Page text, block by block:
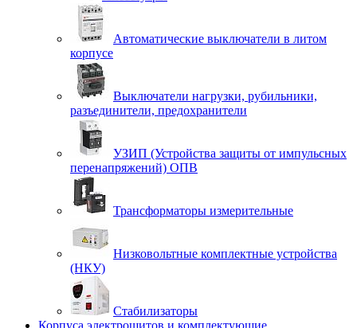
Автоматические выключатели в литом
корпусе
Выключатели нагрузки, рубильники,
разъединители, предохранители
УЗИП (Устройства защиты от импульсных
перенапряжений) ОПВ
Трансформаторы измерительные
Низковольтные комплектные устройства
(НКУ)
Стабилизаторы
Корпуса электрощитов и комплектующие